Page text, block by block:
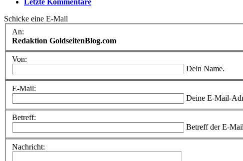
Letzte Kommentare
Schicke eine E-Mail
An:
Redaktion GoldseitenBlog.com
Von:
Dein Name.
E-Mail:
Deine E-Mail-
Betreff:
Betreff der E-
Nachricht: